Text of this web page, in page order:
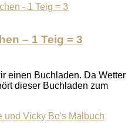
– 1 Teig = 3
einen Buchladen. Da Wetter
dieser Buchladen zum